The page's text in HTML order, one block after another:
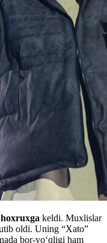
keldi. Muxlislar
oldi. Uning “Xato”
bor-yo‘qligi ham